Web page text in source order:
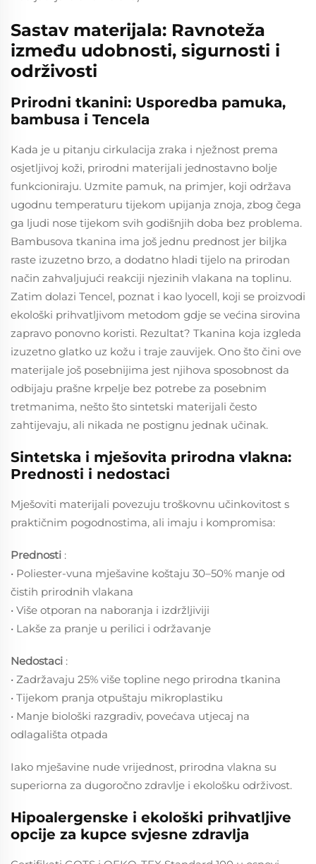
Sastav materijala: Ravnoteža
između udobnosti, sigurnosti i
održivosti
Prirodni tkanini: Usporedba pamuka,
bambusa i Tencela
Kada je u pitanju cirkulacija zraka i nježnost prema
osjetljivoj koži, prirodni materijali jednostavno bolje
funkcioniraju. Uzmite pamuk, na primjer, koji održava
ugodnu temperaturu tijekom upijanja znoja, zbog čega
ga ljudi nose tijekom svih godišnjih doba bez problema.
Bambusova tkanina ima još jednu prednost jer biljka
raste izuzetno brzo, a dodatno hladi tijelo na prirodan
način zahvaljujući reakciji njezinih vlakana na toplinu.
Zatim dolazi Tencel, poznat i kao lyocell, koji se proizvodi
ekološki prihvatljivom metodom gdje se većina sirovina
zapravo ponovno koristi. Rezultat? Tkanina koja izgleda
izuzetno glatko uz kožu i traje zauvijek. Ono što čini ove
materijale još posebnijima jest njihova sposobnost da
odbijaju prašne krpelje bez potrebe za posebnim
tretmanima, nešto što sintetski materijali često
zahtijevaju, ali nikada ne postignu jednak učinak.
Sintetska i mješovita prirodna vlakna:
Prednosti i nedostaci
Mješoviti materijali povezuju troškovnu učinkovitost s
praktičnim pogodnostima, ali imaju i kompromisa:
Prednosti :
• Poliester-vuna mješavine koštaju 30–50% manje od
čistih prirodnih vlakana
• Više otporan na naboranja i izdržljiviji
• Lakše za pranje u perilici i održavanje
Nedostaci :
• Zadržavaju 25% više topline nego prirodna tkanina
• Tijekom pranja otpuštaju mikroplastiku
• Manje biološki razgradiv, povećava utjecaj na
odlagališta otpada
Iako mješavine nude vrijednost, prirodna vlakna su
superiorna za dugoročno zdravlje i ekološku održivost.
Hipoalergenske i ekološki prihvatljive
opcije za kupce svjesne zdravlja